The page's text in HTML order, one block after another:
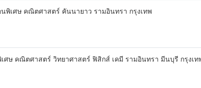
พิเศษ คณิตศาสตร์ คันนายาว รามอินทรา กรุงเทพ
ศษ คณิตศาสตร์ วิทยาศาสตร์ ฟิสิกส์ เคมี รามอินทรา มีนบุรี กรุงเท